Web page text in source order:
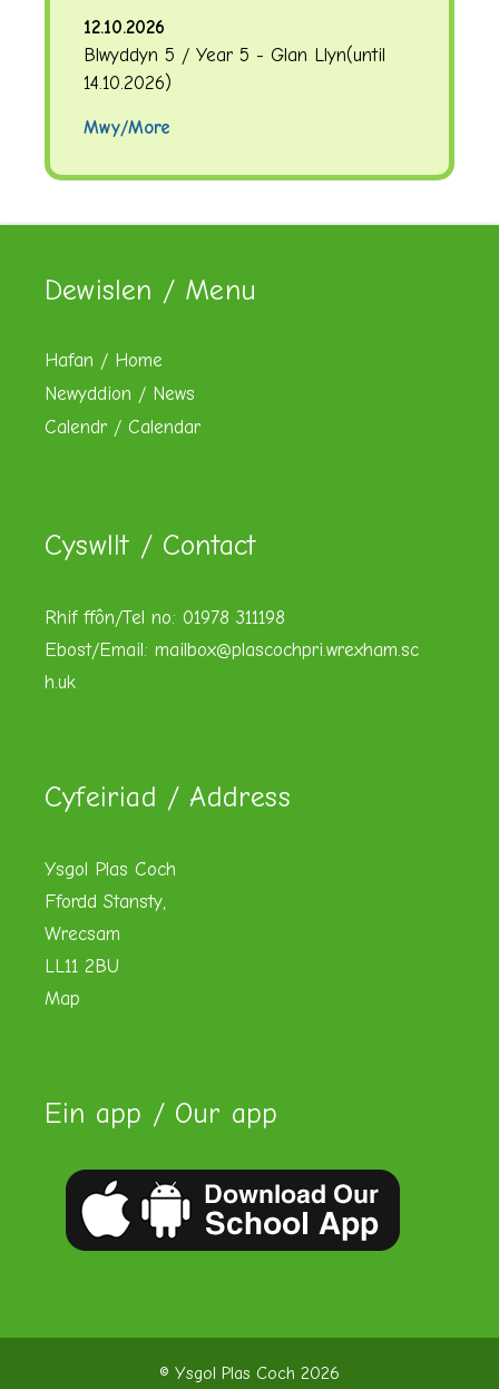
12.10.2026
Blwyddyn 5 / Year 5 - Glan Llyn(until
14.10.2026)
Mwy/More
Dewislen / Menu
Hafan / Home
Newyddion / News
Calendr / Calendar
Cyswllt / Contact
Rhif ffôn/Tel no: 01978 311198
Ebost/Email: mailbox@plascochpri.wrexham.sc
h.uk
Cyfeiriad / Address
Ysgol Plas Coch
Ffordd Stansty,
Wrecsam
LL11 2BU
Map
Ein app / Our app
© Ysgol Plas Coch 2026